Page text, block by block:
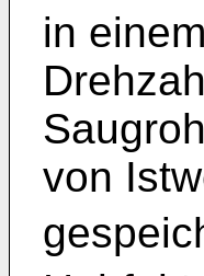
in
von